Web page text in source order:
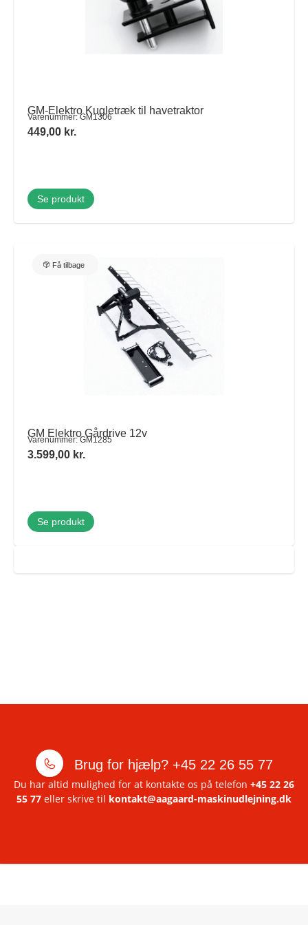
GM-Elektro Kugletræk til havetraktor
Varenummer: GM1306
449,00 kr.
Se produkt
Få tilbage
GM Elektro Gårdrive 12v
Varenummer: GM1285
3.599,00 kr.
Se produkt
Brug for hjælp? +45 22 26 55 77
Du har altid mulighed for at kontakte os på telefon +45 22 26
55 77 eller skrive til kontakt@aagaard-maskinudlejning.dk